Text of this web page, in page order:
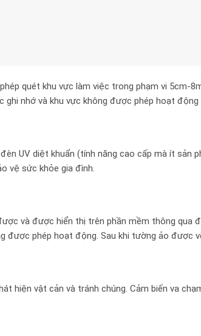
quét khu vực làm việc trong phạm vi 5cm-
ghi nhớ và khu vực không được phép hoạt
UV diệt khuẩn (tính năng cao cấp mà ít
vệ sức khỏe gia đình.
và được hiển thị trên phần mềm thông qua
phép hoạt động. Sau khi tường ảo được
hiện vật cản và tránh chúng. Cảm biến va